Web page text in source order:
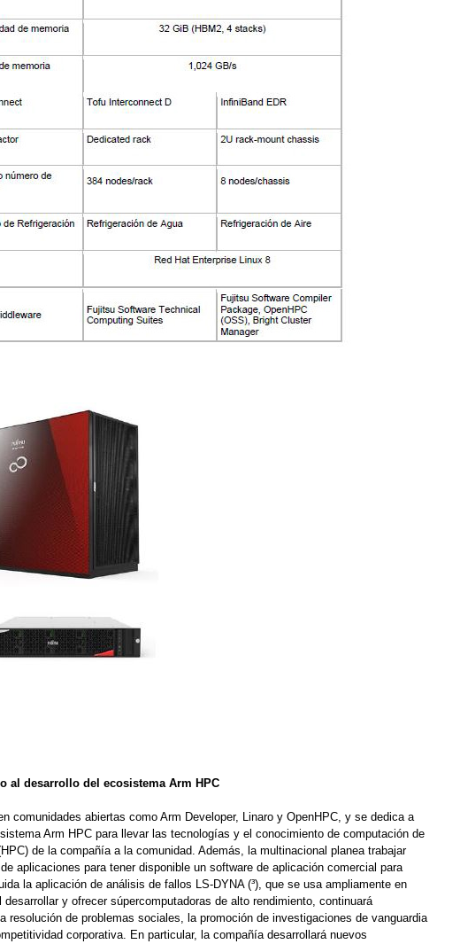
al desarrollo del ecosistema Arm HPC
comunidades abiertas como Arm Developer, Linaro y OpenHPC, y se dedica a
Arm HPC para llevar las tecnologías y el conocimiento de computación de
de la compañía a la comunidad. Además, la multinacional planea trabajar
aplicaciones para tener disponible un software de aplicación comercial para
la aplicación de análisis de fallos LS-DYNA (³), que se usa ampliamente en
desarrollar y ofrecer súpercomputadoras de alto rendimiento, continuará
resolución de problemas sociales, la promoción de investigaciones de vanguardia
corporativa. En particular, la compañía desarrollará nuevos